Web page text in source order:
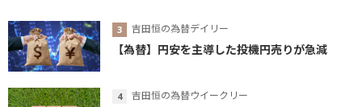
吉田恒の為替デイリー
【為替】円安を主導した投機円売りが急減
吉田恒の為替ウイークリー